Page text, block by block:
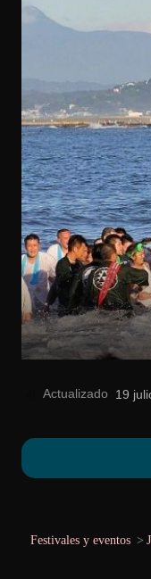
Actualizado 19
Festivales y eventos >